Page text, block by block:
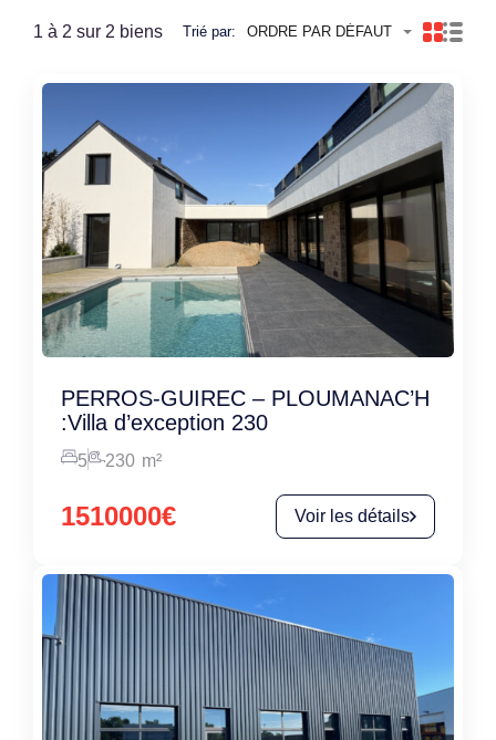
1 à 2 sur 2 biens Trié par: ORDRE PAR DÉFAUT
PERROS-GUIREC – PLOUMANAC’H
:Villa d’exception 230
5 230 m²
1510000€ Voir les détails